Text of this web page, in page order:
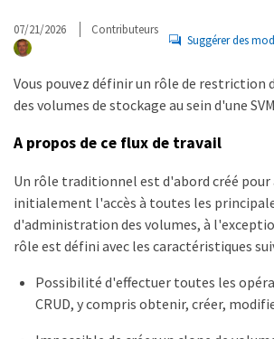
07/21/2026 Contributeurs
Suggérer des
Vous pouvez définir un rôle de
des volumes de stockage au sein d'une
A propos de ce flux de travail
Un rôle traditionnel est d'abord créé
initialement l'accès à toutes les
d'administration des volumes, à
rôle est défini avec les caractéristiques
Possibilité d'effectuer toutes les
CRUD, y compris obtenir, créer,